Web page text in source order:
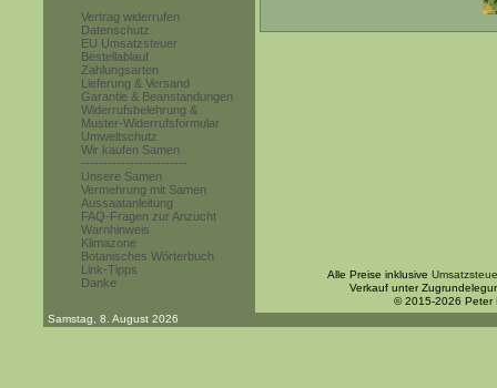
Vertrag widerrufen
Datenschutz
EU Umsatzsteuer
Bestellablauf
Zahlungsarten
Lieferung & Versand
Garantie & Beanstandungen
Widerrufsbelehrung &
Muster-Widerrufsformular
Umweltschutz
Wir kaufen Samen
------------------------
Unsere Samen
Vermehrung mit Samen
Aussaatanleitung
FAQ-Fragen zur Anzucht
Warnhinweis
Klimazone
Botanisches Wörterbuch
Link-Tipps
Danke
Alle Preise inklusive
Verkauf unter
© 2015-2026 Peter
Samstag, 8. August 2026